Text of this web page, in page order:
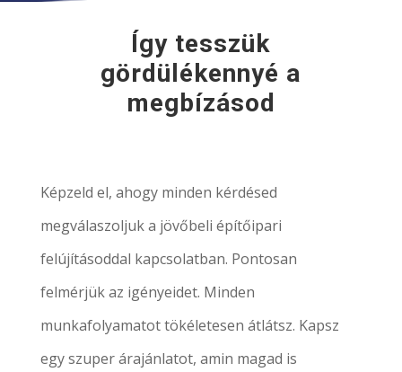
Így tesszük
gördülékennyé a
megbízásod
Képzeld el, ahogy minden kérdésed
megválaszoljuk a jövőbeli építőipari
felújításoddal kapcsolatban. Pontosan
felmérjük az igényeidet. Minden
munkafolyamatot tökéletesen átlátsz. Kapsz
egy szuper árajánlatot, amin magad is